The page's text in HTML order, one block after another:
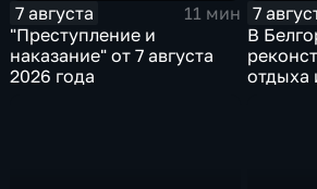
7 августа
11 мин
"Преступление и
наказание" от 7 августа
2026 года
7
В
отдыха